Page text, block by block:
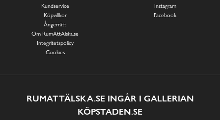
Kundservice
Köpvillkor
Ångerrätt
Om RumAttÄlska.se
Integritetspolicy
Cookies
Instagram
Facebook
RUMATTÄLSKA.SE INGÅR I GALLERIAN
KÖPSTADEN.SE